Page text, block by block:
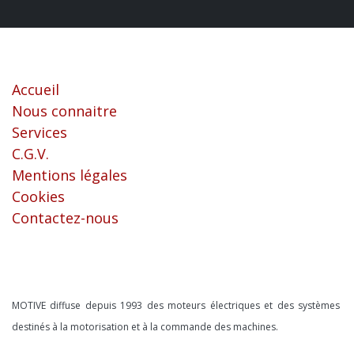
Accueil
Nous connaitre
Services
C.G.V.
Mentions légales
Cookies
Contactez-nous
MOTIVE diffuse depuis 1993 des moteurs électriques et des systèmes
destinés à la motorisation et à la commande des machines.